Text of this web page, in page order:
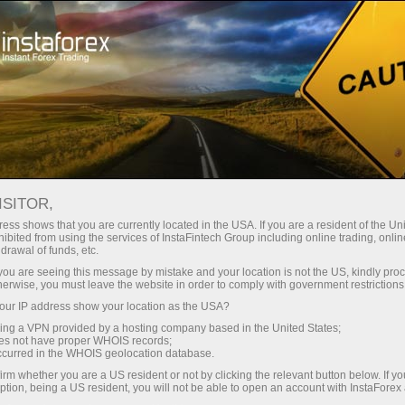
З InstaForex ви отримуєте доступ
можливостей: кредитне плече до
1:5000, одні з найкращих
спредів та комісій на ринку, а
також привабливі умови для
торгівлі акціями та індексами
Мінімальні спреди - максимум
Бонус 30% на кожен депозит
Швидкість
у трейдингу і на трасі
shows that you are currently located in the USA. If you are a resident of the
from using the services of InstaFintech Group including online trading,
of funds, etc.
are seeing this message by mistake and your location is not the US, kindly
you must leave the website in order to comply with government
IP address show your location as the USA?
a VPN provided by a hosting company based in the United States;
not have proper WHOIS records;
in the WHOIS geolocation database.
whether you are a US resident or not by clicking the relevant button below. If
being a US resident, you will not be able to open an account with InstaForex